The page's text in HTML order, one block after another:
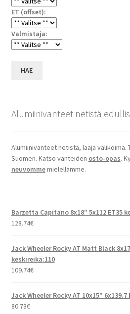
ET (offset):
Valmistaja:
HAE
Alumiinivanteet netistä
Alumiinivanteet netistä, laaja valikoima.
Suomen. Katso vanteiden osto-opas.
neuvommemielellämme.
Barzetta Capitano 8x18" 5x112 ET35
128.74€
Jack Wheeler Rocky AT Matt Black
keskireikä:110
109.74€
Jack Wheeler Rocky AT 10x15"
80.73€